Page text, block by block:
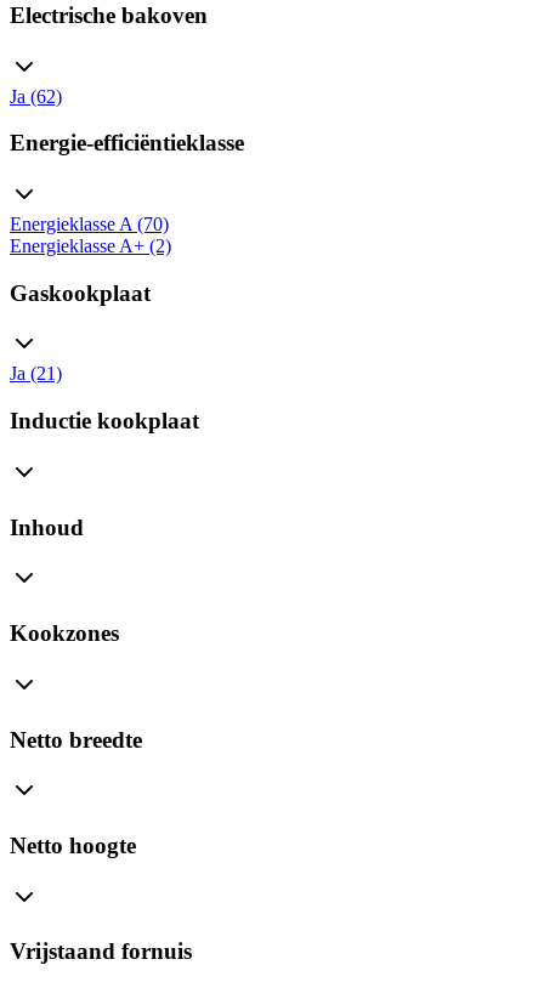
Electrische bakoven
Ja (62)
Energie-efficiëntieklasse
Energieklasse A (70)
Energieklasse A+ (2)
Gaskookplaat
Ja (21)
Inductie kookplaat
Inhoud
Kookzones
Netto breedte
Netto hoogte
Vrijstaand fornuis